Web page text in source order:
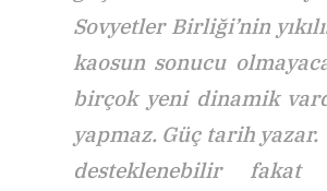
Sovyetler Birliği’nin
kaosun sonucu
birçok yeni dinamik
yapmaz. Güç tarih yazar.
desteklenebilir